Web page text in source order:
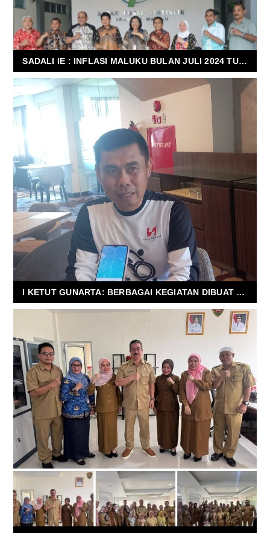
SADALI IE : INFLASI MALUKU BULAN JULI 2024 TURUN JADI 2,71% YOY, BERIKAN APRESIASI KEPADA BPS MALUKU
I KETUT GUNARTA: BERBAGAI KEGIATAN DIBUAT UNTUK MENYATUKAN MASYARAKAT DENGAN SWISS-BELLHOTEL